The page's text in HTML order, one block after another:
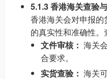
5.1.3 香港海关查验
香港海关会对申报
的真实性和准确性。
文件审核： 海关
合要求。
实货查验： 海关